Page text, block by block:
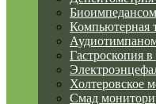
Компьютерная
Гастроскопия
Холтеровское
Смад